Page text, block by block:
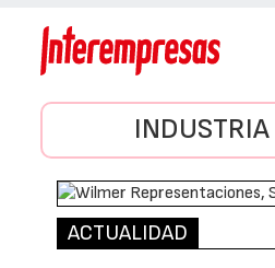
ACTUALIDAD